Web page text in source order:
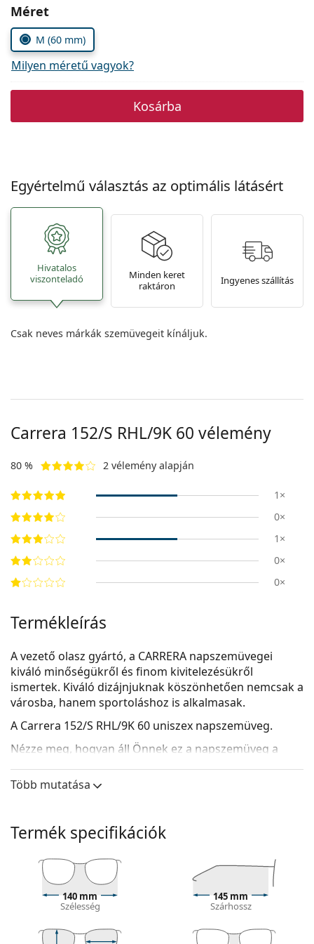
Precision
Total
Méret
M (60 mm)
Milyen méretű vagyok?
Kosárba
Egyértelmű választás az optimális látásért
Hivatalos
viszonteladó
Minden keret
raktáron
Ingyenes szállítás
Csak neves márkák szemüvegeit kínáljuk.
Carrera 152/S RHL/9K 60 vélemény
80 % 2 vélemény alapján
1×
0×
1×
0×
0×
Termékleírás
A vezető olasz gyártó, a CARRERA napszemüvegei
kiváló minőségükről és finom kivitelezésükről
ismertek. Kiváló dizájnjuknak köszönhetően nemcsak a
városba, hanem sportoláshoz is alkalmasak.
A Carrera 152/S RHL/9K 60 uniszex napszemüveg.
Nézze meg, hogyan áll Önnek ez a napszemüveg a
Napszemüvegkeret
bőrtónushoz és a sötét barna hajhoz.
A szögletes napszemüvegkeretek
választásnak bizonyulnak kerek, ovális vagy
háromszög alakú arcformával rendelkezők
számára.
A napszemüveg kerete fémből készült, amely jól
Az állítható orrpárnák lehetővé teszik a szemüveg
Több mutatása
Termék specifikációk
140 mm
Szélesség
145 mm
Szárhossz